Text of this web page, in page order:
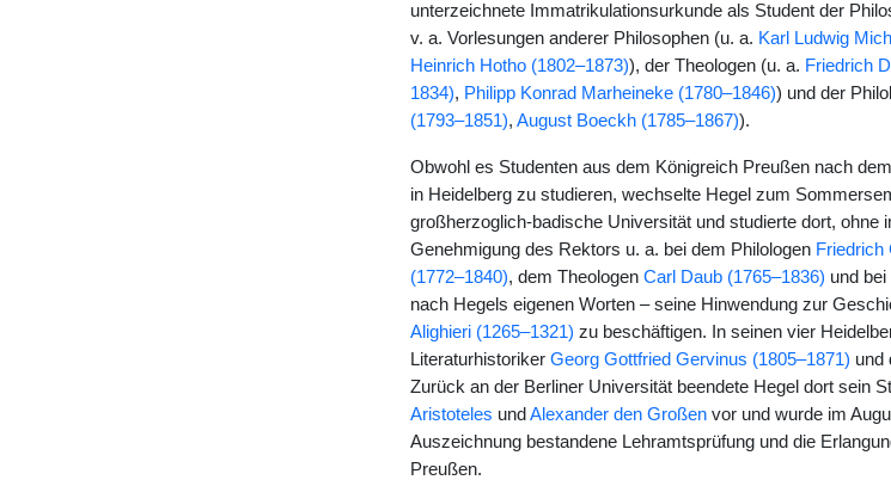
unterzeichnete Immatrikulationsurkunde als Student der
v. a. Vorlesungen anderer Philosophen (u. a. Karl Ludwig
Heinrich Hotho (1802–1873)), der Theologen (u. a. Friedrich
1834), Philipp Konrad Marheineke (1780–1846)) und der
(1793–1851), August Boeckh (1785–1867)).
Obwohl es Studenten aus dem Königreich Preußen nach
in Heidelberg zu studieren, wechselte Hegel zum
großherzoglich-badische Universität und studierte dort, ohne
Genehmigung des Rektors u. a. bei dem Philologen Friedrich
(1772–1840), dem Theologen Carl Daub (1765–1836) und
nach Hegels eigenen Worten – seine Hinwendung zur
Alighieri (1265–1321) zu beschäftigen. In seinen vier
Literaturhistoriker Georg Gottfried Gervinus (1805–1871) und
Zurück an der Berliner Universität beendete Hegel dort sein
Aristoteles und Alexander den Großenvor und wurde im
Auszeichnung bestandene Lehramtsprüfung und die
Preußen.